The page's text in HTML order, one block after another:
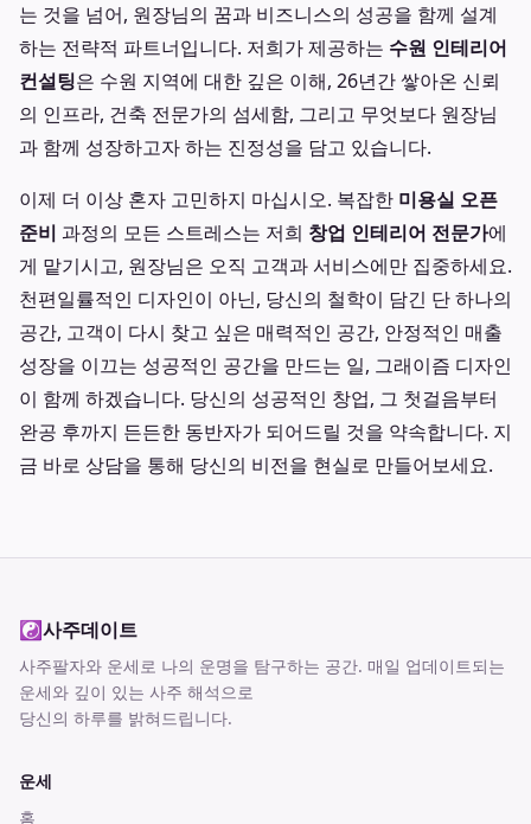
는 것을 넘어, 원장님의 꿈과 비즈니스의 성공을 함께 설계
하는 전략적 파트너입니다. 저희가 제공하는 수원 인테리어
컨설팅은 수원 지역에 대한 깊은 이해, 26년간 쌓아온 신뢰
의 인프라, 건축 전문가의 섬세함, 그리고 무엇보다 원장님
과 함께 성장하고자 하는 진정성을 담고 있습니다.
이제 더 이상 혼자 고민하지 마십시오. 복잡한 미용실 오픈
준비 과정의 모든 스트레스는 저희 창업 인테리어 전문가에
게 맡기시고, 원장님은 오직 고객과 서비스에만 집중하세요.
천편일률적인 디자인이 아닌, 당신의 철학이 담긴 단 하나의
공간, 고객이 다시 찾고 싶은 매력적인 공간, 안정적인 매출
성장을 이끄는 성공적인 공간을 만드는 일, 그래이즘 디자인
이 함께 하겠습니다. 당신의 성공적인 창업, 그 첫걸음부터
완공 후까지 든든한 동반자가 되어드릴 것을 약속합니다. 지
금 바로 상담을 통해 당신의 비전을 현실로 만들어보세요.
☯사주데이트
사주팔자와 운세로 나의 운명을 탐구하는 공간. 매일 업데이트되는
운세와 깊이 있는 사주 해석으로
당신의 하루를 밝혀드립니다.
운세
홈